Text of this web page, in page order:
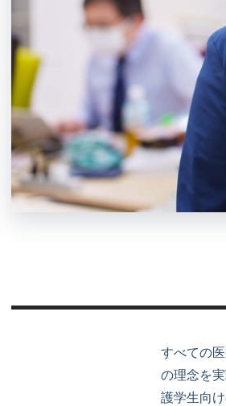
すべての
の理念を
護学生向